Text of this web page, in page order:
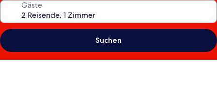
Gäste
Suchen